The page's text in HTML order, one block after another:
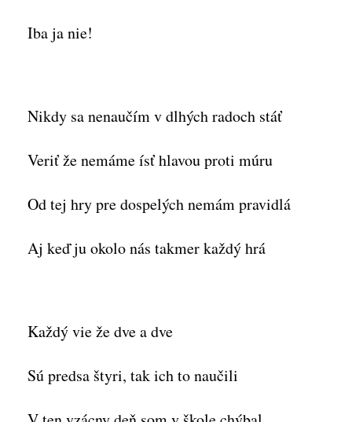
Iba ja nie!
Nikdy sa nenaučím v dlhých radoch stáť
Veriť že nemáme ísť hlavou proti múru
Od tej hry pre dospelých nemám pravidlá
Aj keď ju okolo nás takmer každý hrá
Každý vie že dve a dve
Sú predsa štyri, tak ich to naučili